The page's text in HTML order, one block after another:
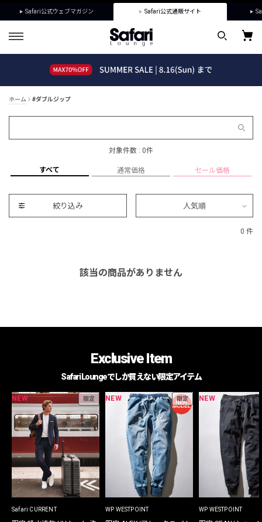
Safari公式ウェブマガジン Safari公式通販サイト
ホーム #ダブルジップ
対象件数 : 0件
すべて 通常価格 セール価格
絞り込み 人気順
0 件
該当の商品がありません
Exclusive Item
Safari Loungeでしか買えない限定アイテム
NEW 限定
Safari CURRENT
NEW 限定
WP WESTPOINT
NEW
WP WESTPOINT